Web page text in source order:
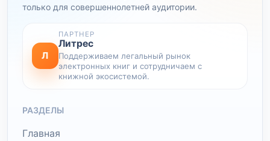
только для совершеннолетней аудитории.
Л
ПАРТНЕР
Литрес
Поддерживаем легальный рынок
электронных книг и сотрудничаем с
книжной экосистемой.
РАЗДЕЛЫ
Главная